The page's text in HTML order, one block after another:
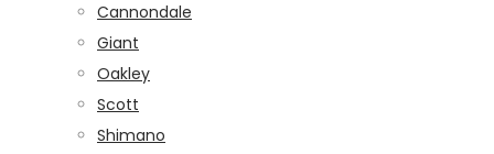
Cannondale
Giant
Oakley
Scott
Shimano